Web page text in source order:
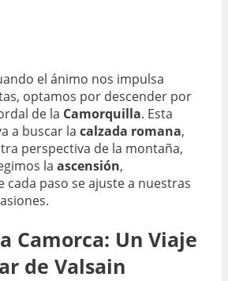
el ánimo nos impulsa
optamos por descender por
de la Camorquilla. Esta
a buscar la calzada romana,
perspectiva de la montaña,
la ascensión,
paso se ajuste a nuestras
Camorca: Un Viaje
de Valsain